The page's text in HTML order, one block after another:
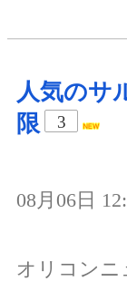
人気のサ
限
3
08月06日
オリコンニ